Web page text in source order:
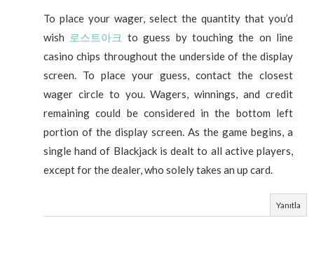
To place your wager, select the quantity that you’d
wish 로스트아크 to guess by touching the on line
casino chips throughout the underside of the display
screen. To place your guess, contact the closest
wager circle to you. Wagers, winnings, and credit
remaining could be considered in the bottom left
portion of the display screen. As the game begins, a
single hand of Blackjack is dealt to all active players,
except for the dealer, who solely takes an up card.
Yanıtla